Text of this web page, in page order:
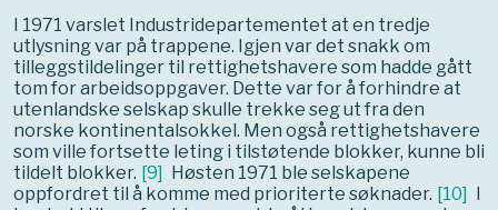
I 1971 varslet Industridepartementet at en tredje
utlysning var på trappene. Igjen var det snakk om
tilleggstildelinger til rettighetshavere som hadde gått
tom for arbeidsoppgaver. Dette var for å forhindre at
utenlandske selskap skulle trekke seg ut fra den
norske kontinentalsokkel. Men også rettighetshavere
som ville fortsette leting i tilstøtende blokker, kunne bli
tildelt blokker. [9] Høsten 1971 ble selskapene
oppfordret til å komme med prioriterte søknader. [10] I